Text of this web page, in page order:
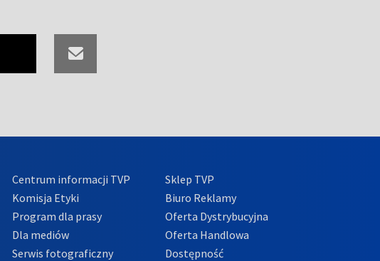
Centrum informacji TVP
Komisja Etyki
Program dla prasy
Dla mediów
Serwis fotograficzny
Sklep TVP
Biuro Reklamy
Oferta Dystrybucyjna
Oferta Handlowa
Dostępność